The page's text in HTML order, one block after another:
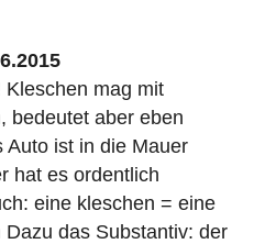
mag mit
bedeutet aber eben
Auto ist in die Mauer
hat es ordentlich
eine kleschen = eine
das Substantiv: der